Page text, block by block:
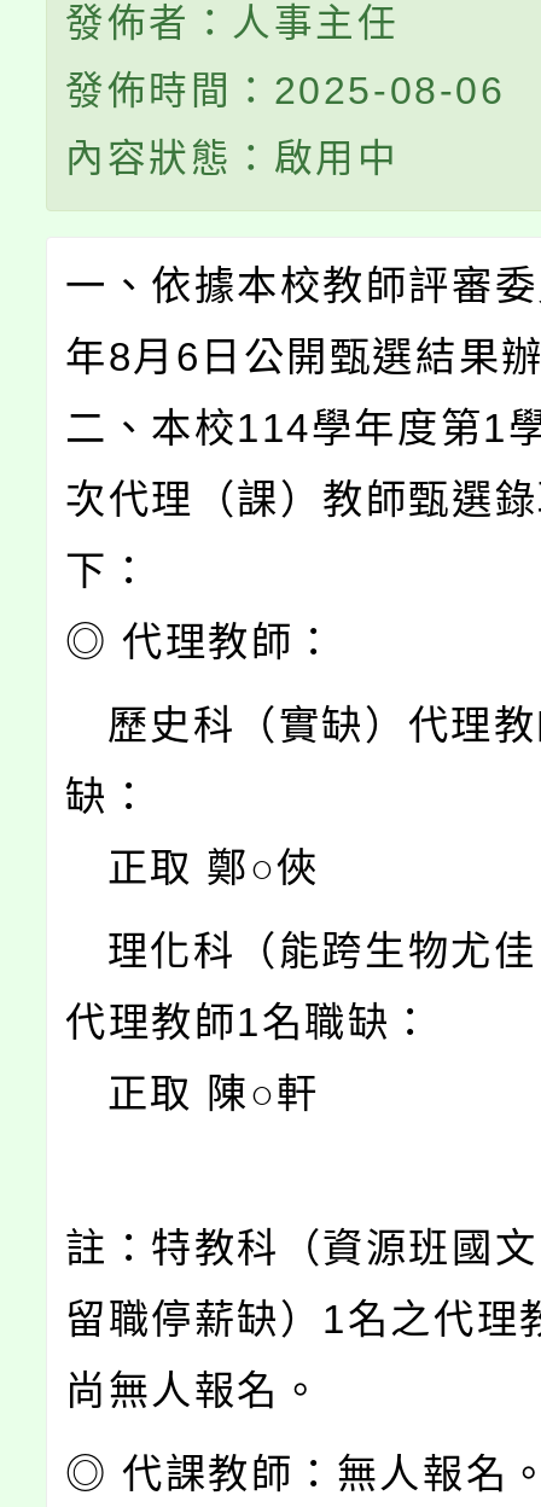
發佈者：人事主任
發佈時間：2025-08-06
內容狀態：啟用中
一、依據本校教師評審
年8月6日公開甄選結果
二、本校114學年度第1
次代理（課）教師甄選
下：
◎ 代理教師：
歷史科（實缺）代理
缺：
正取 鄭○俠
理化科（能跨生物尤
代理教師1名職缺：
正取 陳○軒
註：特教科（資源班國
留職停薪缺）1名之代理
尚無人報名。
◎ 代課教師：無人報名